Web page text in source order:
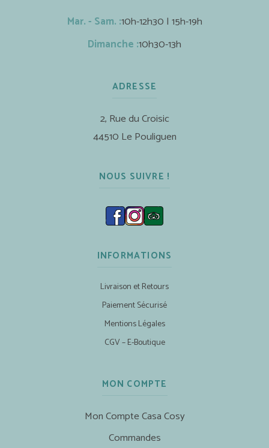
Mar. - Sam. :10h-12h30 | 15h-19h
Dimanche :10h30-13h
ADRESSE
2, Rue du Croisic
44510 Le Pouliguen
NOUS SUIVRE !
INFORMATIONS
Livraison et Retours
Paiement Sécurisé
Mentions Légales
CGV – E-Boutique
MON COMPTE
Mon Compte Casa Cosy
Commandes